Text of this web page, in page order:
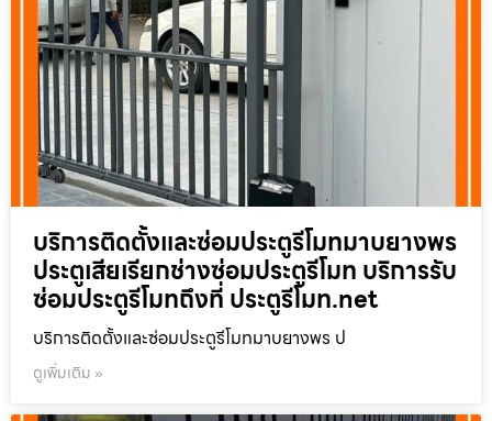
บริการติดตั้งและซ่อมประตูรีโมทมาบยางพร
ประตูเสียเรียกช่างซ่อมประตูรีโมท บริการรับ
ซ่อมประตูรีโมทถึงที่ ประตูรีโมท.net
บริการติดตั้งและซ่อมประตูรีโมทมาบยางพร ป
ดูเพิ่มเติม »